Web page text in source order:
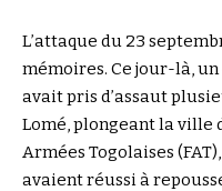
L’attaque du 23
mémoires. Ce jour-là,
avait pris d’assaut
Lomé, plongeant la ville
Armées Togolaises
avaient réussi à